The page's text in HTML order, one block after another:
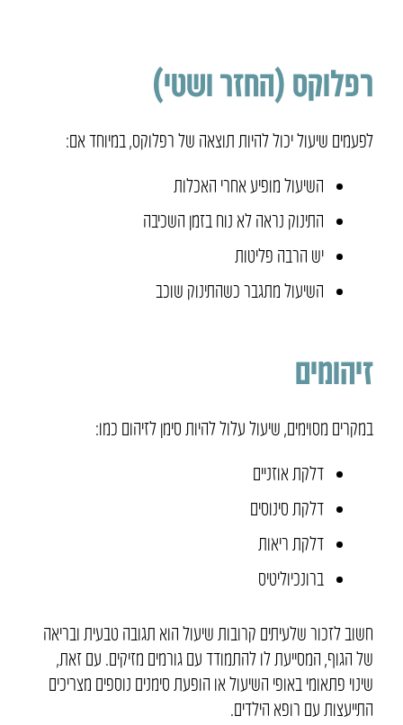
רפלוקס (החזר ושטי)
לפעמים שיעול יכול להיות תוצאה של רפלוקס, במיוחד אם:
השיעול מופיע אחרי האכלות
התינוק נראה לא נוח בזמן השכיבה
יש הרבה פליטות
השיעול מתגבר כשהתינוק שוכב
זיהומים
במקרים מסוימים, שיעול עלול להיות סימן לזיהום כמו:
דלקת אוזניים
דלקת סינוסים
דלקת ריאות
ברונכיוליטיס
חשוב לזכור שלעיתים קרובות שיעול הוא תגובה טבעית ובריאה
של הגוף, המסייעת לו להתמודד עם גורמים מזיקים. עם זאת,
שינוי פתאומי באופי השיעול או הופעת סימנים נוספים מצריכים
התייעצות עם רופא הילדים.